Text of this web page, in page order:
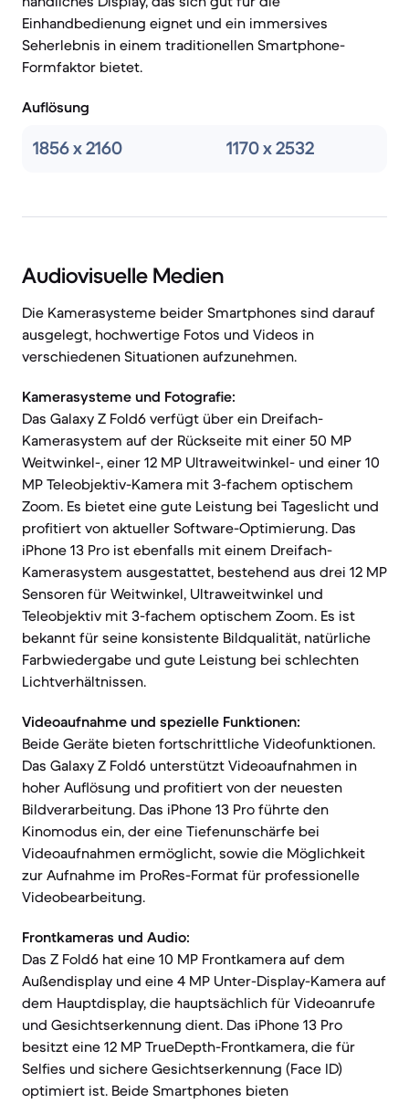
Einhandbedienung eignet und ein immersives
Seherlebnis in einem traditionellen Smartphone-
Formfaktor bietet.
Auflösung
1856 x 2160 1170 x 2532
Audiovisuelle Medien
Die Kamerasysteme beider Smartphones sind darauf
ausgelegt, hochwertige Fotos und Videos in
verschiedenen Situationen aufzunehmen.
Kamerasysteme und Fotografie:
Das Galaxy Z Fold6 verfügt über ein Dreifach-
Kamerasystem auf der Rückseite mit einer 50 MP
Weitwinkel-, einer 12 MP Ultraweitwinkel- und einer 10
MP Teleobjektiv-Kamera mit 3-fachem optischem
Zoom. Es bietet eine gute Leistung bei Tageslicht und
profitiert von aktueller Software-Optimierung. Das
iPhone 13 Pro ist ebenfalls mit einem Dreifach-
Kamerasystem ausgestattet, bestehend aus drei 12 MP
Sensoren für Weitwinkel, Ultraweitwinkel und
Teleobjektiv mit 3-fachem optischem Zoom. Es ist
bekannt für seine konsistente Bildqualität, natürliche
Farbwiedergabe und gute Leistung bei schlechten
Lichtverhältnissen.
Videoaufnahme und spezielle Funktionen:
Beide Geräte bieten fortschrittliche Videofunktionen.
Das Galaxy Z Fold6 unterstützt Videoaufnahmen in
hoher Auflösung und profitiert von der neuesten
Bildverarbeitung. Das iPhone 13 Pro führte den
Kinomodus ein, der eine Tiefenunschärfe bei
Videoaufnahmen ermöglicht, sowie die Möglichkeit
zur Aufnahme im ProRes-Format für professionelle
Videobearbeitung.
Frontkameras und Audio:
Das Z Fold6 hat eine 10 MP Frontkamera auf dem
Außendisplay und eine 4 MP Unter-Display-Kamera auf
dem Hauptdisplay, die hauptsächlich für Videoanrufe
und Gesichtserkennung dient. Das iPhone 13 Pro
besitzt eine 12 MP TrueDepth-Frontkamera, die für
Selfies und sichere Gesichtserkennung (Face ID)
optimiert ist. Beide Smartphones bieten